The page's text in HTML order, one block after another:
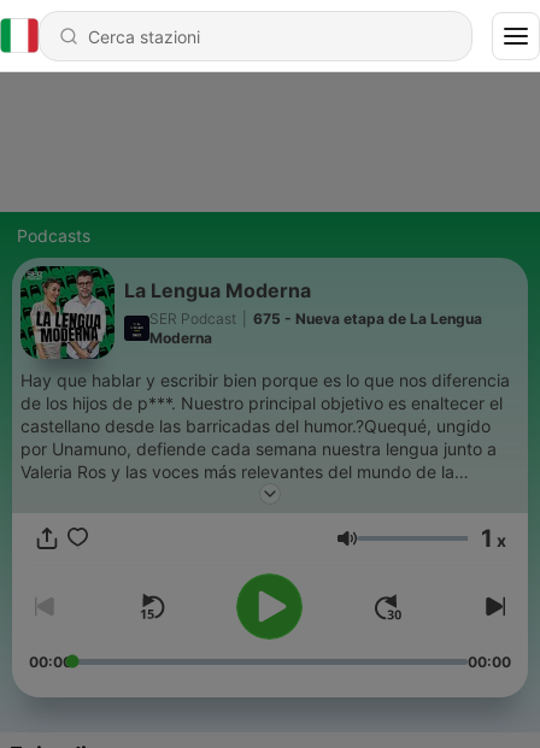
Podcasts
La Lengua Moderna
SER Podcast
675 - Nueva etapa de La Lengua
Moderna
Hay que hablar y escribir bien porque es lo que nos diferencia
de los hijos de p***. Nuestro principal objetivo es enaltecer el
castellano desde las barricadas del humor.?Quequé, ungido
por Unamuno, defiende cada semana nuestra lengua junto a
Valeria Ros y las voces más relevantes del mundo de la
literatura, la música, el deporte o la televisión.?En directo en
suscribes.
Volume 1 x
00:00 00:00